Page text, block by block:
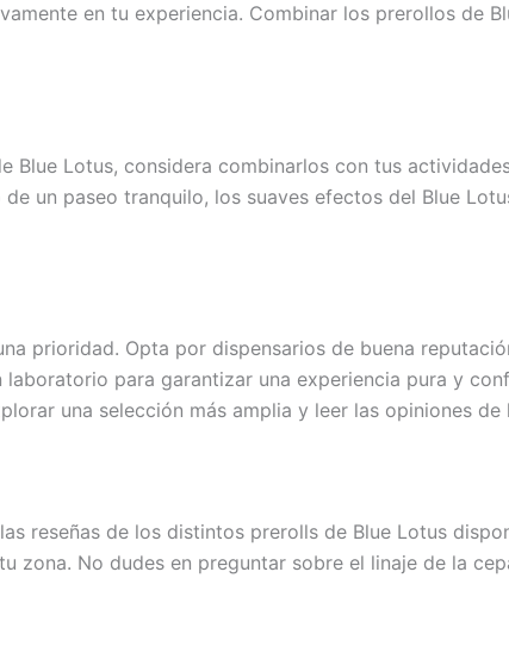
en tu experiencia. Combinar los prerollos de
Lotus, considera combinarlos con tus
un paseo tranquilo, los suaves efectos del Blue
prioridad. Opta por dispensarios de buena
para garantizar una experiencia pura y
una selección más amplia y leer las opiniones de
reseñas de los distintos prerolls de Blue Lotus
zona. No dudes en preguntar sobre el linaje de la